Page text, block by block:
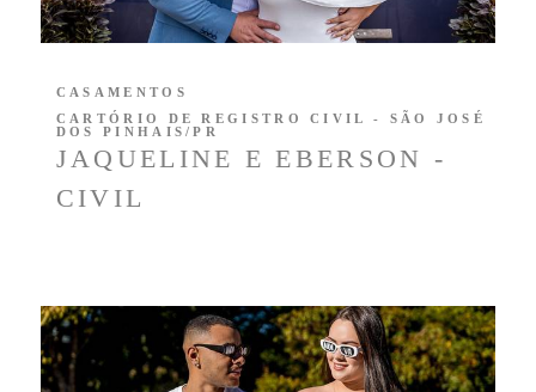
JAQUELINE E EBERSON -
CIVIL
CASAMENTOS
CARTÓRIO DE REGISTRO CIVIL - SÃO JOSÉ
DOS PINHAIS/PR